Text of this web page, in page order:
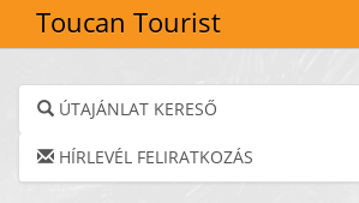
Toucan Tourist
ÚTAJÁNLAT KERESŐ
HÍRLEVÉL FELIRATKOZÁS